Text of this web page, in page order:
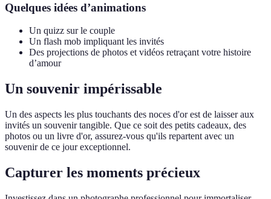
Quelques idées d’animations
Un quizz sur le couple
Un flash mob impliquant les invités
Des projections de photos et vidéos retraçant votre histoire
d’amour
Un souvenir impérissable
Un des aspects les plus touchants des noces d'or est de laisser aux
invités un souvenir tangible. Que ce soit des petits cadeaux, des
photos ou un livre d'or, assurez-vous qu'ils repartent avec un
souvenir de ce jour exceptionnel.
Capturer les moments précieux